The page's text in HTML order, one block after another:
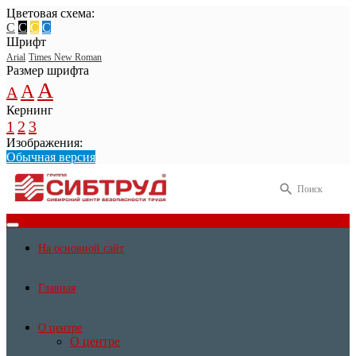
Цветовая схема:
C C C C
Шрифт
Arial Times New Roman
Размер шрифта
A A A
Кернинг
1 2 3
Изображения:
Обычная версия
Поиск
На основной сайт
Главная
О центре
О центре